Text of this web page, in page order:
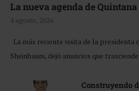
La nueva agenda de Quintana
4 agosto, 2026
La más reciente visita de la presidenta
Sheinbaum, dejó anuncios que
Construyendo